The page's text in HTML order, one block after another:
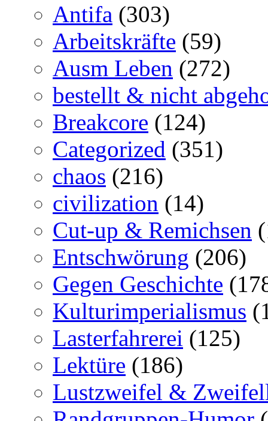
Antifa (303)
Arbeitskräfte (59)
Ausm Leben (272)
bestellt & nicht
Breakcore (124)
Categorized (351)
chaos (216)
civilization (14)
Cut-up & Remichsen
Entschwörung (206)
Gegen Geschichte
Kulturimperialismus
Lasterfahrerei (125)
Lektüre (186)
Lustzweifel &